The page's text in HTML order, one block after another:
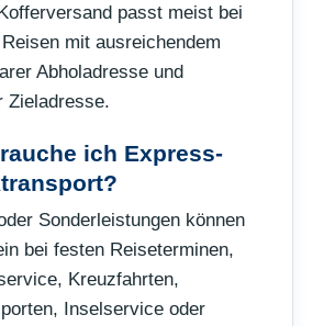
passt meist bei
mit ausreichendem
Abholadresse und
Zieladresse.
ich Express-
Sonderleistungen können
bei festen Reiseterminen,
Kreuzfahrten,
Inselservice oder